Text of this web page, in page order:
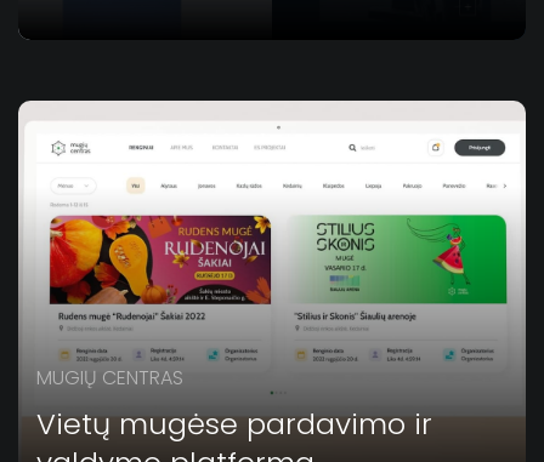
MUGIŲ CENTRAS
Vietų mugėse pardavimo ir